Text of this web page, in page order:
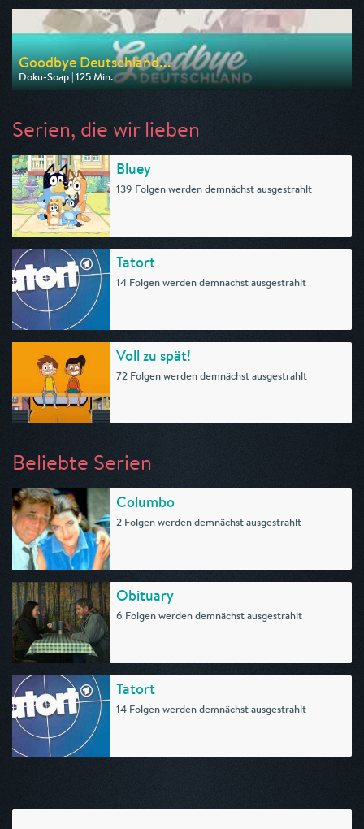
am 13.08.2026, 20:15
Goodbye Deutschland...
Doku-Soap | 125 Min.
Ausgestrahlt von VOX
Serien, die wir lieben
Bluey
139 Folgen werden demnächst ausgestrahlt
Tatort
14 Folgen werden demnächst ausgestrahlt
Voll zu spät!
72 Folgen werden demnächst ausgestrahlt
Beliebte Serien
Columbo
2 Folgen werden demnächst ausgestrahlt
Obituary
6 Folgen werden demnächst ausgestrahlt
Tatort
14 Folgen werden demnächst ausgestrahlt